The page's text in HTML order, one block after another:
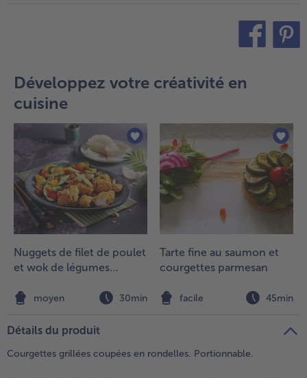
Développez votre créativité en
cuisine
Nuggets de filet de poulet
et wok de légumes
moyen 30min
Tarte fine au saumon et
courgettes parmesan
facile 45min
Détails du produit
Courgettes grillées coupées en rondelles. Portionnable.